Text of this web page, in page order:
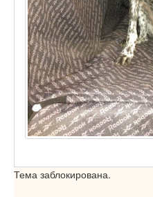
Тема заблокирована.